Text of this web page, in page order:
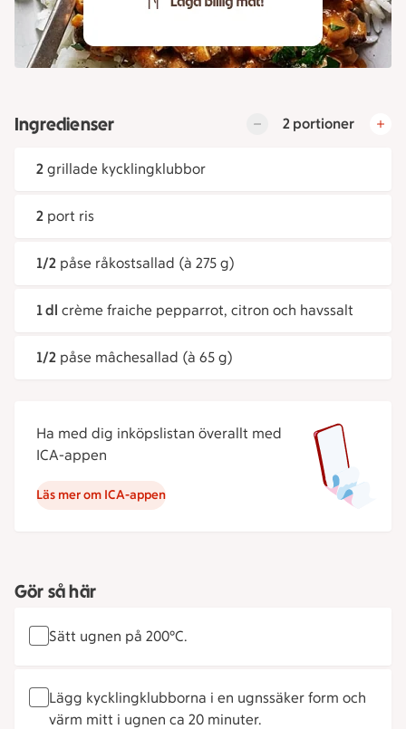
Ingredienser 2 portioner
2 grillade kycklingklubbor
2 port ris
1/2 påse råkostsallad (à 275 g)
1 dl crème fraiche pepparrot, citron och havssalt
1/2 påse mâchesallad (à 65 g)
Ha med dig inköpslistan överallt med
ICA-appen
Läs mer om ICA-appen
Gör så här
Sätt ugnen på 200°C.
Lägg kycklingklubborna i en ugnssäker form och
värm mitt i ugnen ca 20 minuter.